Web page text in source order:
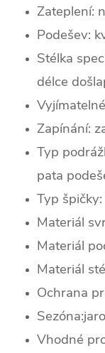
Zateplení:
Podešev:
Stélka
délce
Zapínání:
Typ
pata
Typ
Materiál
Materiál
Materiál
Ochrana
Vhodné